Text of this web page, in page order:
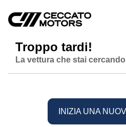
Troppo tardi!
La vettura che stai
INIZIA UNA